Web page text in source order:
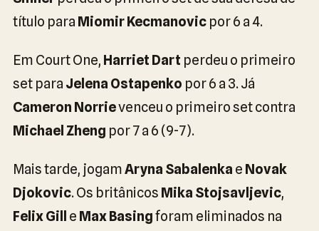
título para Miomir Kecmanovic por 6 a 4.
Em Court One, Harriet Dart perdeu o primeiro
set para Jelena Ostapenko por 6 a 3. Já
Cameron Norrievenceu o primeiro set contra
Michael Zheng por 7 a 6 (9-7).
Mais tarde, jogamAryna Sabalenka e Novak
Djokovic. Os britânicos Mika Stojsavljevic,
Felix Gill
e Max Basingforam eliminados na